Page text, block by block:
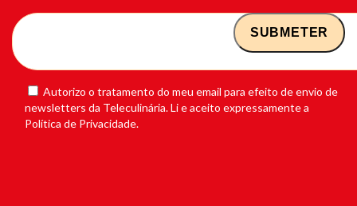
Autorizo o tratamento do meu email para efeito de envio de
newsletters da Teleculinária. Li e aceito expressamente a
Política de Privacidade.